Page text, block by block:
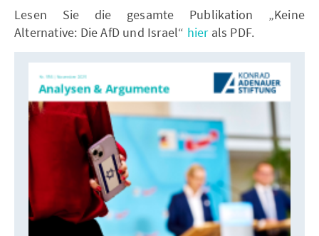
Lesen Sie die gesamte Publikation „Keine
Alternative: Die AfD und Israel“ hier als PDF.